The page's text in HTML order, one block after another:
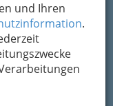
und Ihren
.